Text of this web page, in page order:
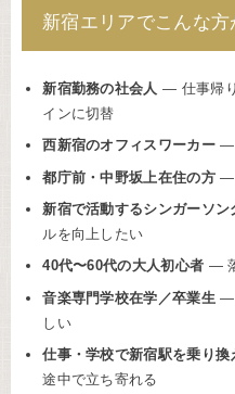
新宿エリアでこんな
新宿勤務の社会人 — 仕事帰
インに切替
西新宿のオフィスワーカー —
都庁前・中野坂上在住の方 —
新宿で活動するシンガーソン
ルを向上したい
40代〜60代の大人初心者 —
音楽専門学校在学／卒業生 —
しい
仕事・学校で新宿駅を乗り
途中で立ち寄れる